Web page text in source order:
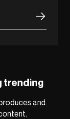
trending
and